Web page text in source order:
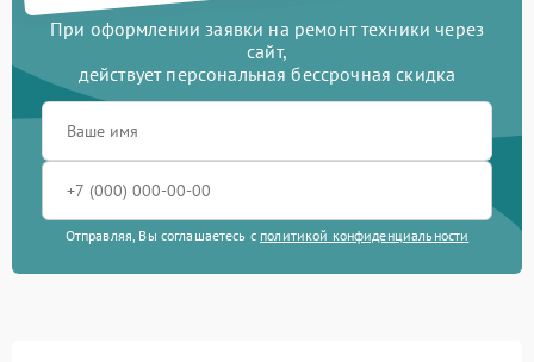
При оформлении заявки на ремонт техники через
сайт,
действует персональная бессрочная скидка
Отправляя, Вы соглашаетесь с политикой конфиденциальности